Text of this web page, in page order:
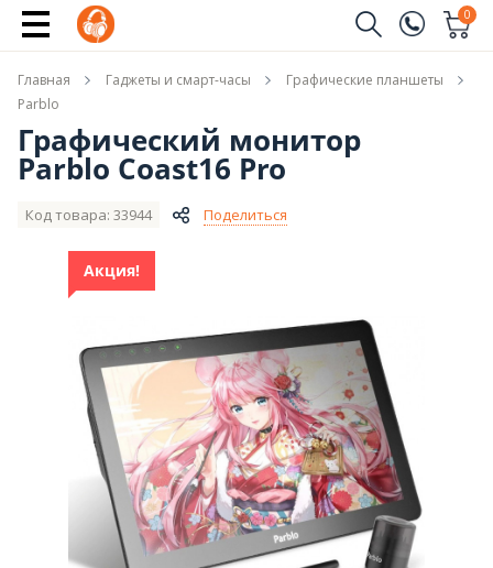
(096)
(044)
0
Имя
Телефон
Главная Гаджеты и смарт-часы
Графические планшеты
Parblo
Графический монитор
Parblo Coast16 Pro
Код товара: 33944 Поделиться
Акция!
Купить